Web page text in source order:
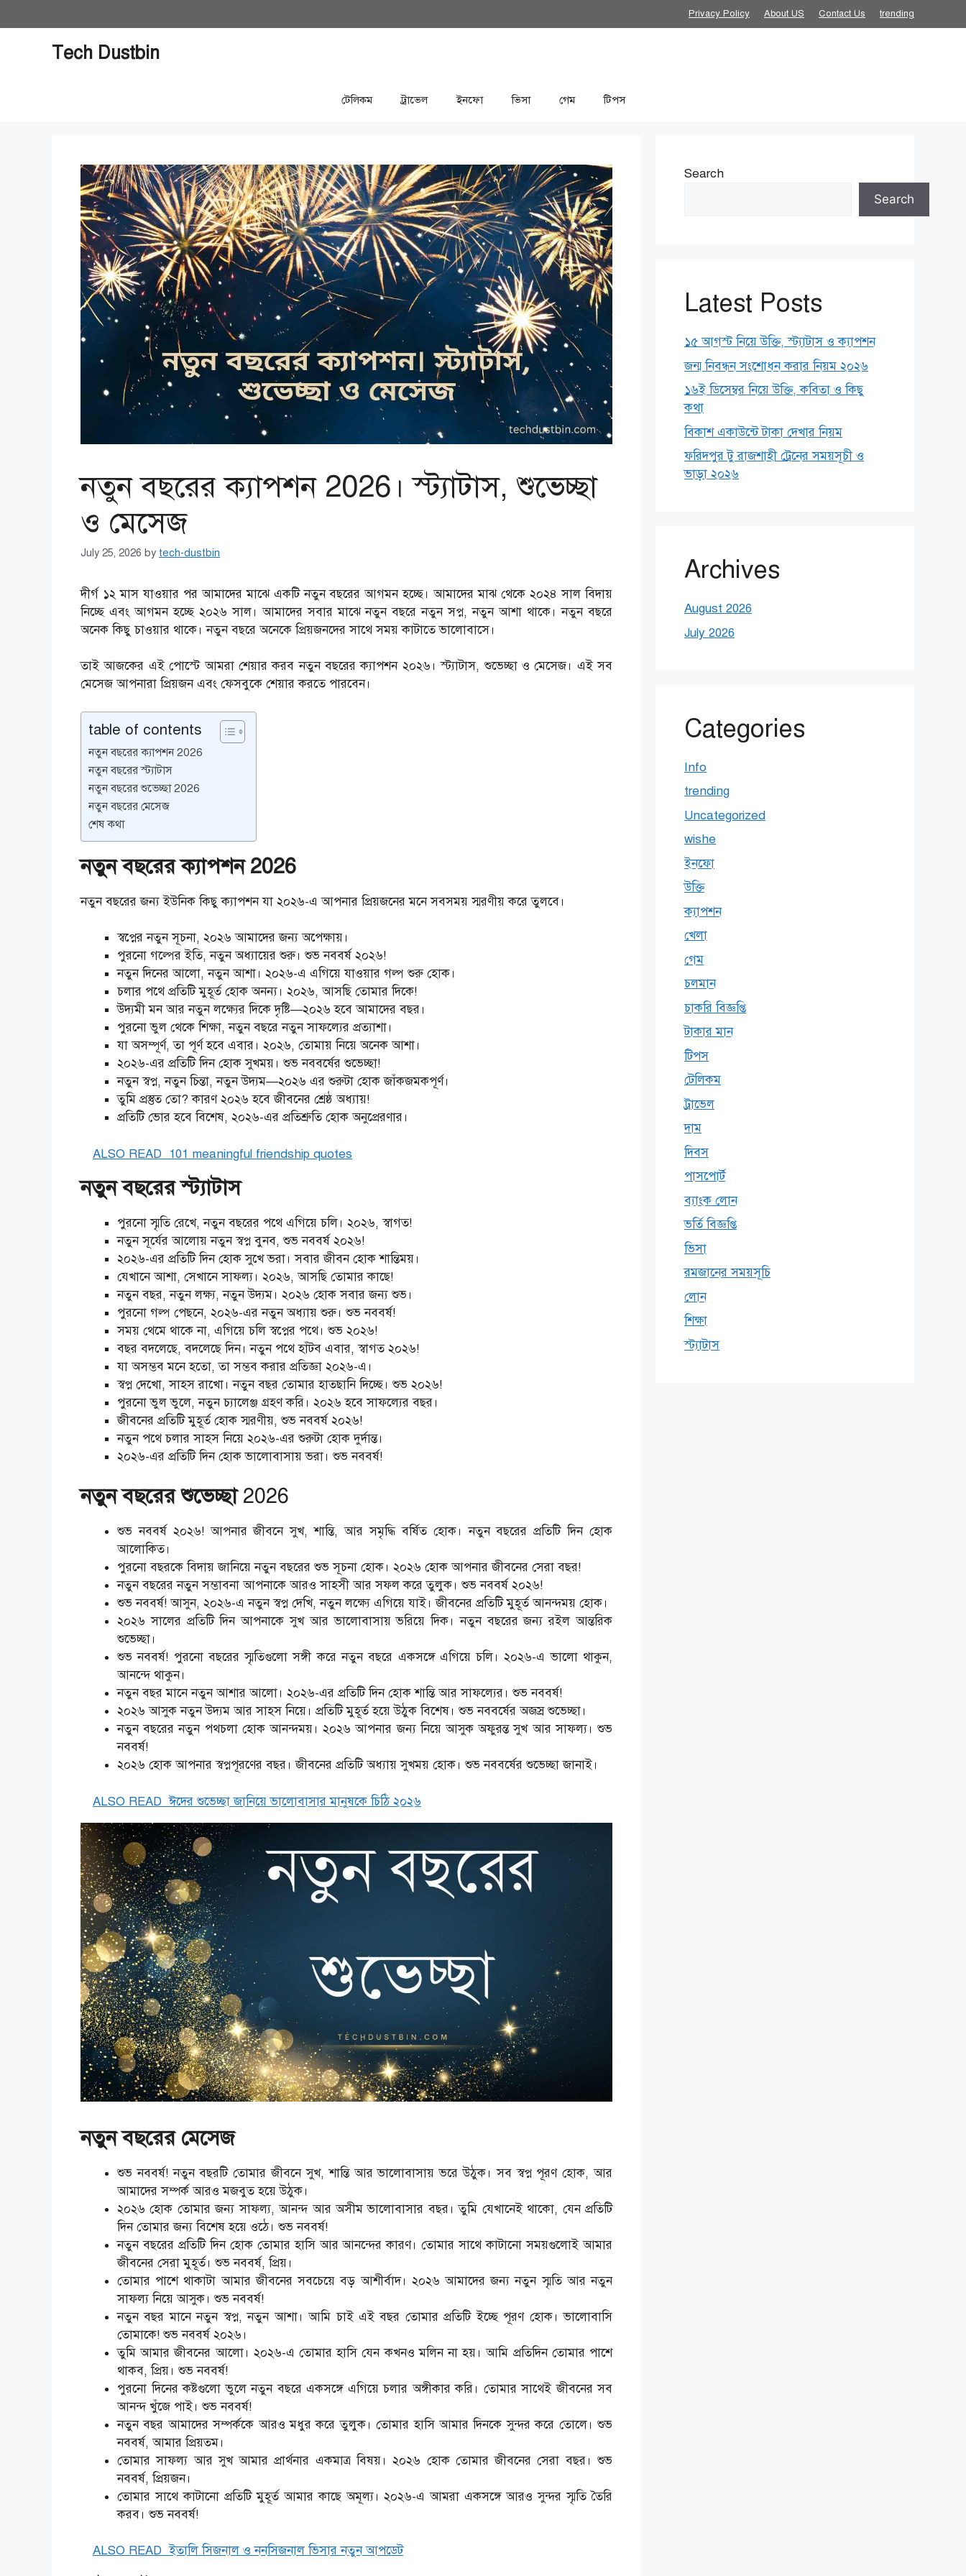
to
Privacy Policy About US Contact Us trending
Tech Dustbin
টেলিকম ট্রাভেল ইনফো ভিসা গেম টিপস
নতুন বছরের ক্যাপশন 2026। স্ট্যাটাস, শুভেচ্ছা
ও মেসেজ
July 25, 2026 by tech-dustbin
দীর্গ ১২ মাস যাওয়ার পর আমাদের মাঝে একটি নতুন বছরের আগমন হচ্ছে। আমাদের মাঝ থেকে ২০২৪ সাল বিদায়
নিচ্ছে এবং আগমন হচ্ছে ২০২৬ সাল। আমাদের সবার মাঝে নতুন বছরে নতুন সপ্ন, নতুন আশা থাকে। নতুন বছরে
অনেক কিছু চাওয়ার থাকে। নতুন বছরে অনেকে প্রিয়জনদের সাথে সময় কাটাতে ভালোবাসে।
তাই আজকের এই পোস্টে আমরা শেয়ার করব নতুন বছরের ক্যাপশন ২০২৬। স্ট্যাটাস, শুভেচ্ছা ও মেসেজ। এই সব
মেসেজ আপনারা প্রিয়জন এবং ফেসবুকে শেয়ার করতে পারবেন।
table of contents
নতুন বছরের ক্যাপশন 2026
নতুন বছরের স্ট্যাটাস
নতুন বছরের শুভেচ্ছা 2026
নতুন বছরের মেসেজ
শেষ কথা
নতুন বছরের ক্যাপশন 2026
নতুন বছরের জন্য ইউনিক কিছু ক্যাপশন যা ২০২৬-এ আপনার প্রিয়জনের মনে সবসময় স্মরণীয় করে তুলবে।
স্বপ্নের নতুন সূচনা, ২০২৬ আমাদের জন্য অপেক্ষায়।
পুরনো গল্পের ইতি, নতুন অধ্যায়ের শুরু। শুভ নববর্ষ ২০২৬!
নতুন দিনের আলো, নতুন আশা। ২০২৬-এ এগিয়ে যাওয়ার গল্প শুরু হোক।
চলার পথে প্রতিটি মুহূর্ত হোক অনন্য। ২০২৬, আসছি তোমার দিকে!
উদ্যমী মন আর নতুন লক্ষ্যের দিকে দৃষ্টি—২০২৬ হবে আমাদের বছর।
পুরনো ভুল থেকে শিক্ষা, নতুন বছরে নতুন সাফল্যের প্রত্যাশা।
যা অসম্পূর্ণ, তা পূর্ণ হবে এবার। ২০২৬, তোমায় নিয়ে অনেক আশা।
২০২৬-এর প্রতিটি দিন হোক সুখময়। শুভ নববর্ষের শুভেচ্ছা!
নতুন স্বপ্ন, নতুন চিন্তা, নতুন উদ্যম—২০২৬ এর শুরুটা হোক জাঁকজমকপূর্ণ।
তুমি প্রস্তুত তো? কারণ ২০২৬ হবে জীবনের শ্রেষ্ঠ অধ্যায়!
প্রতিটি ভোর হবে বিশেষ, ২০২৬-এর প্রতিশ্রুতি হোক অনুপ্রেরণার।
ALSO READ 101 meaningful friendship quotes
নতুন বছরের স্ট্যাটাস
পুরনো স্মৃতি রেখে, নতুন বছরের পথে এগিয়ে চলি। ২০২৬, স্বাগত!
নতুন সূর্যের আলোয় নতুন স্বপ্ন বুনব, শুভ নববর্ষ ২০২৬!
২০২৬-এর প্রতিটি দিন হোক সুখে ভরা। সবার জীবন হোক শান্তিময়।
যেখানে আশা, সেখানে সাফল্য। ২০২৬, আসছি তোমার কাছে!
নতুন বছর, নতুন লক্ষ্য, নতুন উদ্যম। ২০২৬ হোক সবার জন্য শুভ।
পুরনো গল্প পেছনে, ২০২৬-এর নতুন অধ্যায় শুরু। শুভ নববর্ষ!
সময় থেমে থাকে না, এগিয়ে চলি স্বপ্নের পথে। শুভ ২০২৬!
বছর বদলেছে, বদলেছে দিন। নতুন পথে হাঁটব এবার, স্বাগত ২০২৬!
যা অসম্ভব মনে হতো, তা সম্ভব করার প্রতিজ্ঞা ২০২৬-এ।
স্বপ্ন দেখো, সাহস রাখো। নতুন বছর তোমার হাতছানি দিচ্ছে। শুভ ২০২৬!
পুরনো ভুল ভুলে, নতুন চ্যালেঞ্জ গ্রহণ করি। ২০২৬ হবে সাফল্যের বছর।
জীবনের প্রতিটি মুহূর্ত হোক স্মরণীয়, শুভ নববর্ষ ২০২৬!
নতুন পথে চলার সাহস নিয়ে ২০২৬-এর শুরুটা হোক দুর্দান্ত।
২০২৬-এর প্রতিটি দিন হোক ভালোবাসায় ভরা। শুভ নববর্ষ!
নতুন বছরের শুভেচ্ছা2026
শুভ নববর্ষ ২০২৬! আপনার জীবনে সুখ, শান্তি, আর সমৃদ্ধি বর্ষিত হোক। নতুন বছরের প্রতিটি দিন হোক
আলোকিত।
পুরনো বছরকে বিদায় জানিয়ে নতুন বছরের শুভ সূচনা হোক। ২০২৬ হোক আপনার জীবনের সেরা বছর!
নতুন বছরের নতুন সম্ভাবনা আপনাকে আরও সাহসী আর সফল করে তুলুক। শুভ নববর্ষ ২০২৬!
শুভ নববর্ষ! আসুন, ২০২৬-এ নতুন স্বপ্ন দেখি, নতুন লক্ষ্যে এগিয়ে যাই। জীবনের প্রতিটি মুহূর্ত আনন্দময় হোক।
২০২৬ সালের প্রতিটি দিন আপনাকে সুখ আর ভালোবাসায় ভরিয়ে দিক। নতুন বছরের জন্য রইল আন্তরিক
শুভেচ্ছা।
শুভ নববর্ষ! পুরনো বছরের স্মৃতিগুলো সঙ্গী করে নতুন বছরে একসঙ্গে এগিয়ে চলি। ২০২৬-এ ভালো থাকুন,
আনন্দে থাকুন।
নতুন বছর মানে নতুন আশার আলো। ২০২৬-এর প্রতিটি দিন হোক শান্তি আর সাফল্যের। শুভ নববর্ষ!
২০২৬ আসুক নতুন উদ্যম আর সাহস নিয়ে। প্রতিটি মুহূর্ত হয়ে উঠুক বিশেষ। শুভ নববর্ষের অজস্র শুভেচ্ছা।
নতুন বছরের নতুন পথচলা হোক আনন্দময়। ২০২৬ আপনার জন্য নিয়ে আসুক অফুরন্ত সুখ আর সাফল্য। শুভ
নববর্ষ!
২০২৬ হোক আপনার স্বপ্নপূরণের বছর। জীবনের প্রতিটি অধ্যায় সুখময় হোক। শুভ নববর্ষের শুভেচ্ছা জানাই।
ALSO READ ঈদের শুভেচ্ছা জানিয়ে ভালোবাসার মানুষকে চিঠি ২০২৬
নতুন বছরের মেসেজ
শুভ নববর্ষ! নতুন বছরটি তোমার জীবনে সুখ, শান্তি আর ভালোবাসায় ভরে উঠুক। সব স্বপ্ন পূরণ হোক, আর
আমাদের সম্পর্ক আরও মজবুত হয়ে উঠুক।
২০২৬ হোক তোমার জন্য সাফল্য, আনন্দ আর অসীম ভালোবাসার বছর। তুমি যেখানেই থাকো, যেন প্রতিটি
দিন তোমার জন্য বিশেষ হয়ে ওঠে। শুভ নববর্ষ!
নতুন বছরের প্রতিটি দিন হোক তোমার হাসি আর আনন্দের কারণ। তোমার সাথে কাটানো সময়গুলোই আমার
জীবনের সেরা মুহূর্ত। শুভ নববর্ষ, প্রিয়।
তোমার পাশে থাকাটা আমার জীবনের সবচেয়ে বড় আশীর্বাদ। ২০২৬ আমাদের জন্য নতুন স্মৃতি আর নতুন
সাফল্য নিয়ে আসুক। শুভ নববর্ষ!
নতুন বছর মানে নতুন স্বপ্ন, নতুন আশা। আমি চাই এই বছর তোমার প্রতিটি ইচ্ছে পূরণ হোক। ভালোবাসি
তোমাকে! শুভ নববর্ষ ২০২৬।
তুমি আমার জীবনের আলো। ২০২৬-এ তোমার হাসি যেন কখনও মলিন না হয়। আমি প্রতিদিন তোমার পাশে
থাকব, প্রিয়। শুভ নববর্ষ!
পুরনো দিনের কষ্টগুলো ভুলে নতুন বছরে একসঙ্গে এগিয়ে চলার অঙ্গীকার করি। তোমার সাথেই জীবনের সব
আনন্দ খুঁজে পাই। শুভ নববর্ষ!
নতুন বছর আমাদের সম্পর্ককে আরও মধুর করে তুলুক। তোমার হাসি আমার দিনকে সুন্দর করে তোলে। শুভ
নববর্ষ, আমার প্রিয়তম।
তোমার সাফল্য আর সুখ আমার প্রার্থনার একমাত্র বিষয়। ২০২৬ হোক তোমার জীবনের সেরা বছর। শুভ
নববর্ষ, প্রিয়জন।
তোমার সাথে কাটানো প্রতিটি মুহূর্ত আমার কাছে অমূল্য। ২০২৬-এ আমরা একসঙ্গে আরও সুন্দর স্মৃতি তৈরি
করব। শুভ নববর্ষ!
ALSO READ ইতালি সিজনাল ও ননসিজনাল ভিসার নতুন আপডেট
Search
Search
Latest Posts
১৫ আগস্ট নিয়ে উক্তি, স্ট্যাটাস ও ক্যাপশন
জন্ম নিবন্ধন সংশোধন করার নিয়ম ২০২৬
১৬ই ডিসেম্বর নিয়ে উক্তি, কবিতা ও কিছু
কথা
বিকাশ একাউন্টে টাকা দেখার নিয়ম
ফরিদপুর টু রাজশাহী ট্রেনের সময়সূচী ও
ভাড়া ২০২৬
Archives
August 2026
July 2026
Categories
Info
trending
Uncategorized
wishe
ইনফো
উক্তি
ক্যাপশন
খেলা
গেম
চলমান
চাকরি বিজ্ঞপ্তি
টাকার মান
টিপস
টেলিকম
ট্রাভেল
দাম
দিবস
পাসপোর্ট
ব্যাংক লোন
ভর্তি বিজ্ঞপ্তি
ভিসা
রমজানের সময়সূচি
লোন
শিক্ষা
স্ট্যাটাস